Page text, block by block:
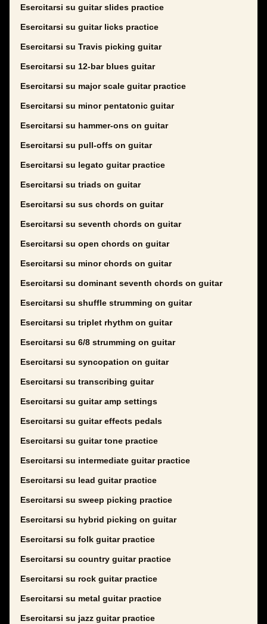
Esercitarsi su guitar slides practice
Esercitarsi su guitar licks practice
Esercitarsi su Travis picking guitar
Esercitarsi su 12-bar blues guitar
Esercitarsi su major scale guitar practice
Esercitarsi su minor pentatonic guitar
Esercitarsi su hammer-ons on guitar
Esercitarsi su pull-offs on guitar
Esercitarsi su legato guitar practice
Esercitarsi su triads on guitar
Esercitarsi su sus chords on guitar
Esercitarsi su seventh chords on guitar
Esercitarsi su open chords on guitar
Esercitarsi su minor chords on guitar
Esercitarsi su dominant seventh chords on guitar
Esercitarsi su shuffle strumming on guitar
Esercitarsi su triplet rhythm on guitar
Esercitarsi su 6/8 strumming on guitar
Esercitarsi su syncopation on guitar
Esercitarsi su transcribing guitar
Esercitarsi su guitar amp settings
Esercitarsi su guitar effects pedals
Esercitarsi su guitar tone practice
Esercitarsi su intermediate guitar practice
Esercitarsi su lead guitar practice
Esercitarsi su sweep picking practice
Esercitarsi su hybrid picking on guitar
Esercitarsi su folk guitar practice
Esercitarsi su country guitar practice
Esercitarsi su rock guitar practice
Esercitarsi su metal guitar practice
Esercitarsi su jazz guitar practice